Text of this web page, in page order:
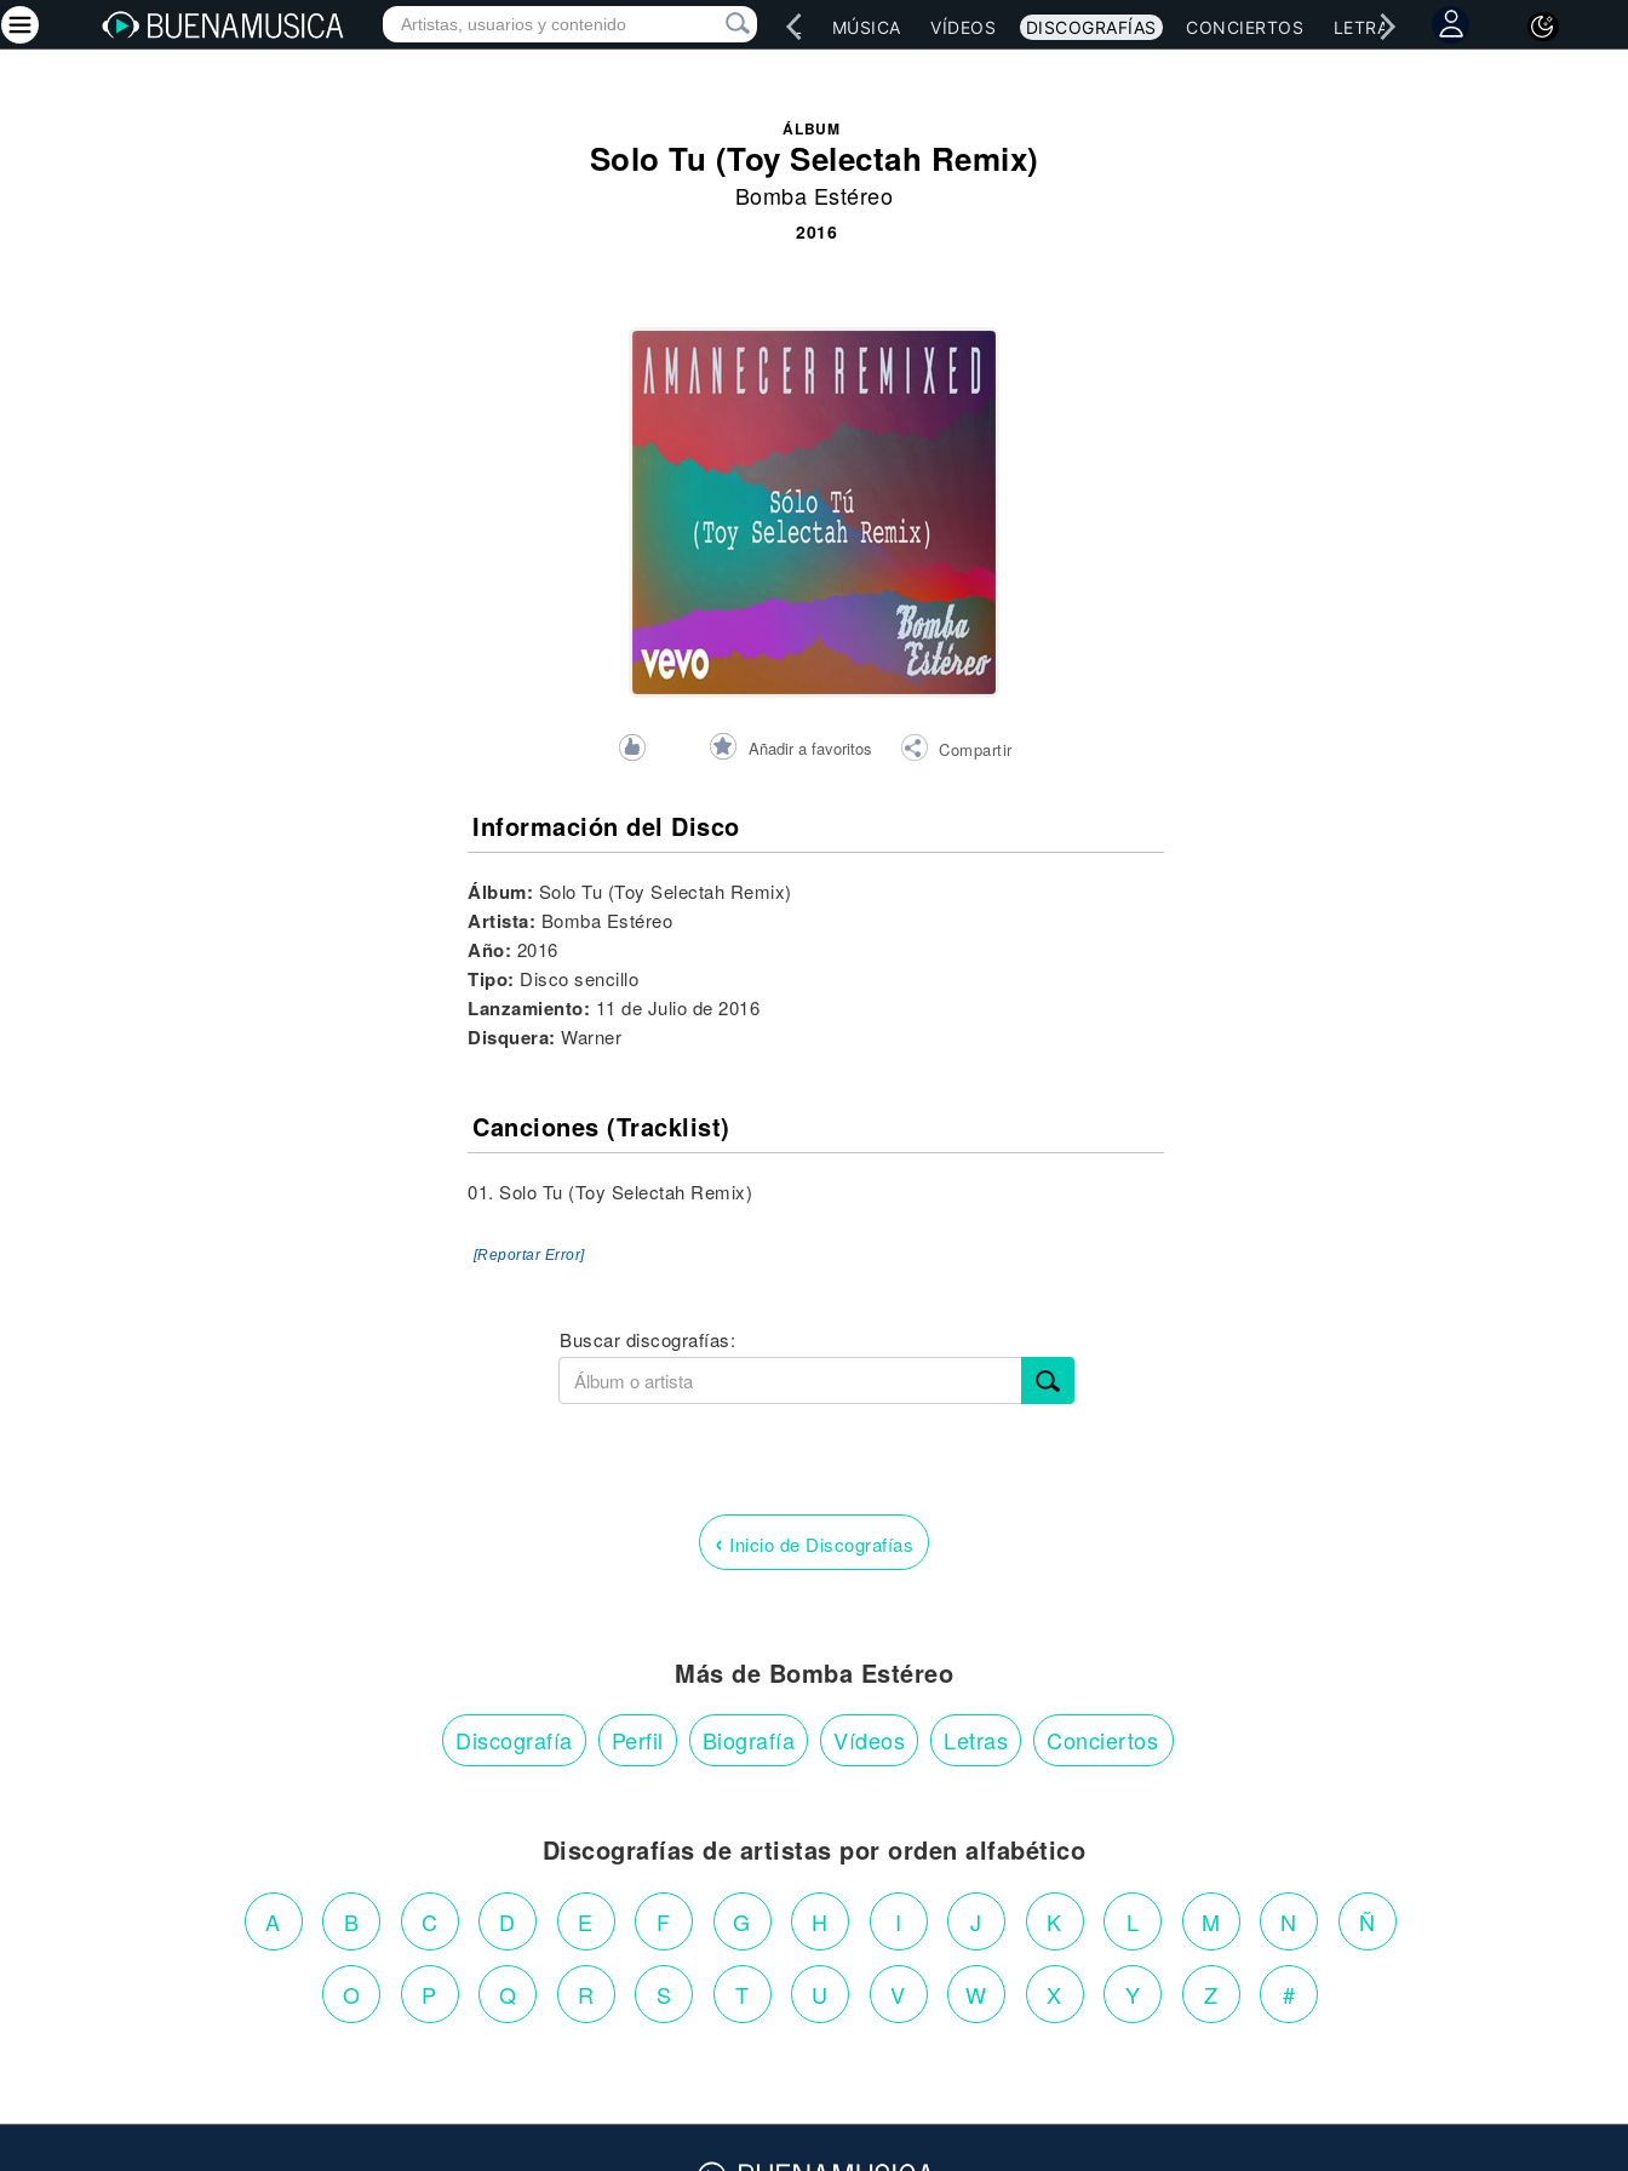
INICIO ARTISTAS RED SOCIAL MÚSICA VÍDEOS DISCOGRAFÍAS CONCIERTOS LETRAS NOTICIAS
ÁLBUM
Solo Tu (Toy Selectah Remix)
Bomba Estéreo
2016
Añadir a favoritos Compartir
Información del Disco
Álbum: Solo Tu (Toy Selectah Remix)
Artista: Bomba Estéreo
Año: 2016
Tipo: Disco sencillo
Lanzamiento: 11 de Julio de 2016
Disquera:Warner
Canciones (Tracklist)
01. Solo Tu (Toy Selectah Remix)
[Reportar Error]
Buscar discografías:
‹ Inicio de Discografías
Más de Bomba Estéreo
Discografía Perfil Biografía Vídeos Letras Conciertos
Discografías de artistas por orden alfabético
A B C D E F G H I J K L M N Ñ
O P Q R S T U V W X Y Z #